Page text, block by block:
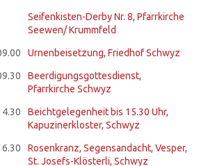
Seifenkisten-Derby Nr. 8, Pfarrkirche
Seewen/ Krummfeld
Urnenbeisetzung, Friedhof Schwyz
Beerdigungsgottesdienst,
Pfarrkirche Schwyz
Beichtgelegenheit bis 15.30 Uhr,
Kapuzinerkloster, Schwyz
Rosenkranz, Segensandacht, Vesper,
St. Josefs-Klösterli, Schwyz